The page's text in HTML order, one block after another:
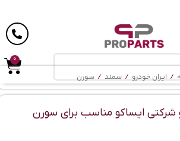
0
/ایران خودرو/سمند/سورن
شرکتی ایساکو مناسب برای سورن